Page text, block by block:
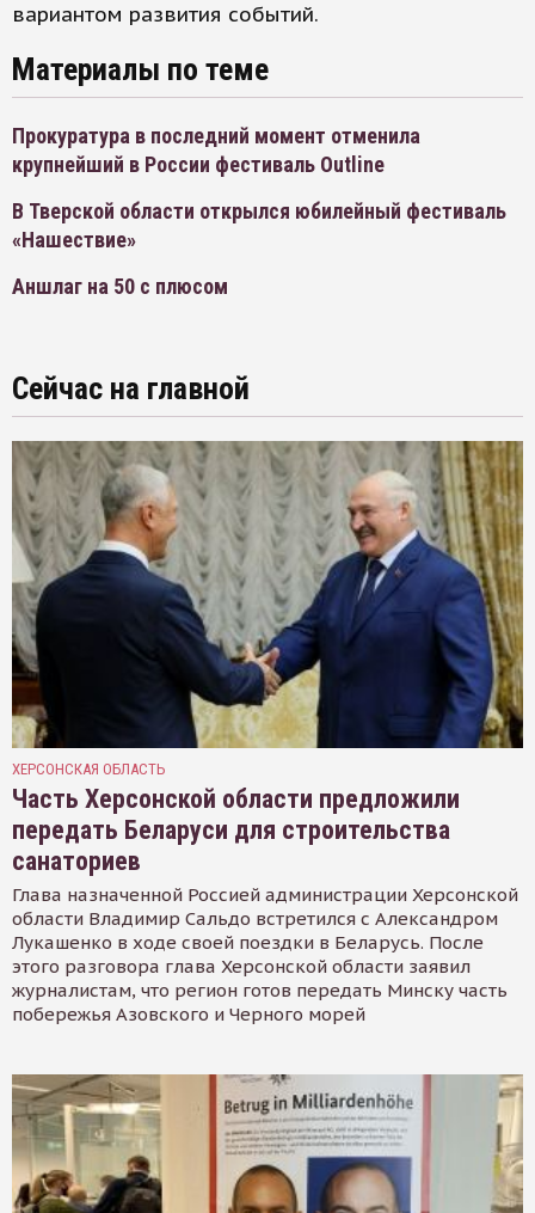
вариантом развития событий.
Материалы по теме
Прокуратура в последний момент отменила
крупнейший в России фестиваль Outline
В Тверской области открылся юбилейный фестиваль
«Нашествие»
Аншлаг на 50 с плюсом
Сейчас на главной
ХЕРСОНСКАЯ ОБЛАСТЬ
Часть Херсонской области предложили
передать Беларуси для строительства
санаториев
Глава назначенной Россией администрации Херсонской
области Владимир Сальдо встретился с Александром
Лукашенко в ходе своей поездки в Беларусь. После
этого разговора глава Херсонской области заявил
журналистам, что регион готов передать Минску часть
побережья Азовского и Черного морей